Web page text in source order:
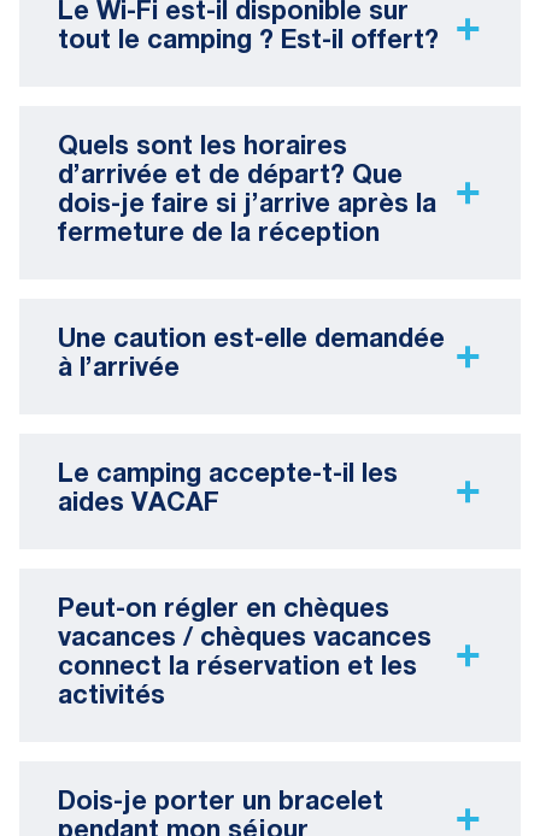
Le Wi-Fi est-il disponible sur
tout le camping ? Est-il offert?
Quels sont les horaires
d’arrivée et de départ? Que
dois-je faire si j’arrive après la
fermeture de la réception
Une caution est-elle demandée
à l’arrivée
Le camping accepte-t-il les
aides VACAF
Peut-on régler en chèques
vacances / chèques vacances
connect la réservation et les
activités
Dois-je porter un bracelet